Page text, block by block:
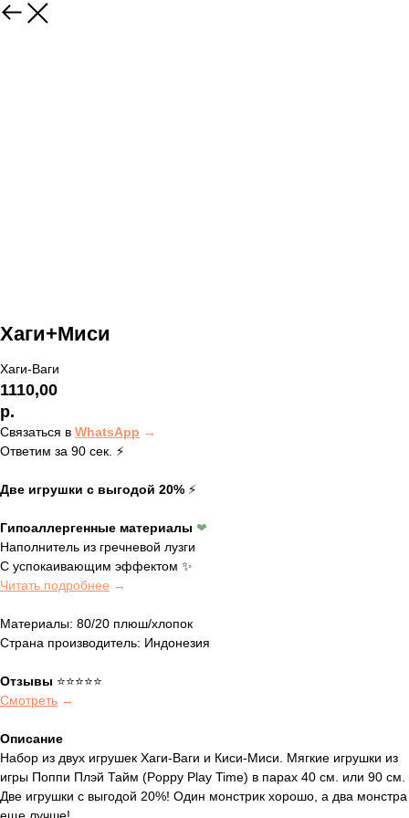
Хаги+Миси
Хаги-Ваги
1110,00
р.
Связаться в WhatsApp →
Ответим за 90 сек. ⚡️
Две игрушки с выгодой 20% ⚡️
Гипоаллергенные материалы ❤︎
Наполнитель из гречневой лузги
С успокаивающим эффектом ✨
Читать подробнее →
Материалы: 80/20 плюш/хлопок
Страна производитель: Индонезия
Отзывы ⭐️⭐️⭐️⭐️⭐️
Смотреть →
Описание
Набор из двух игрушек Хаги-Ваги и Киси-Миси. Мягкие игрушки из
игры Поппи Плэй Тайм (Poppy Play Time) в парах 40 см. или 90 см.
Две игрушки с выгодой 20%! Один монстрик хорошо, а два монстра